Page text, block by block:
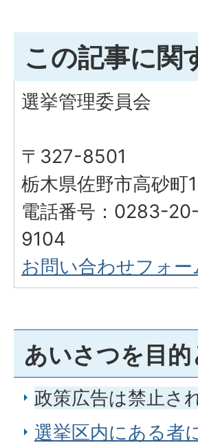
この記事に関
選挙管理委員会
〒327-8501
栃木県佐野市高砂町1
電話番号：0283-
9104
お問い合わせフォー
あいさつを目
政策広告は禁止さ
選挙区内にある者